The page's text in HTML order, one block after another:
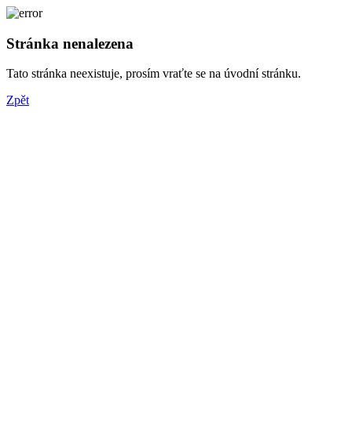
Stránka nenalezena
Tato stránka neexistuje, prosím vraťte se na úvodní stránku.
Zpět